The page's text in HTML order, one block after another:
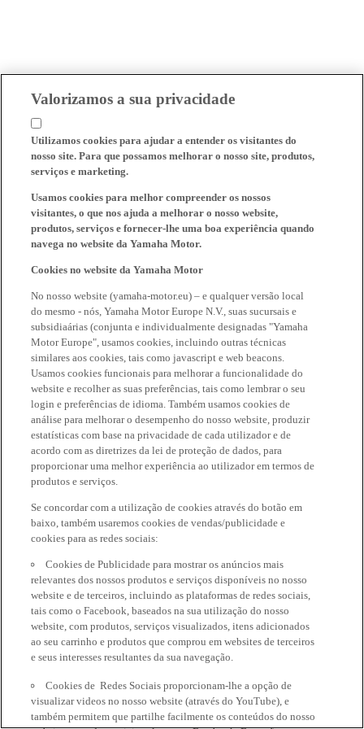
Valorizamos a sua privacidade
Utilizamos cookies para ajudar a entender os visitantes do
nosso site. Para que possamos melhorar o nosso site, produtos,
serviços e marketing.
Usamos cookies para melhor compreender os nossos
visitantes, o que nos ajuda a melhorar o nosso website,
produtos, serviços e fornecer-lhe uma boa experiência quando
navega no website da Yamaha Motor.
Cookies no website da Yamaha Motor
No nosso website (yamaha-motor.eu) – e qualquer versão local
do mesmo - nós, Yamaha Motor Europe N.V., suas sucursais e
subsidiaárias (conjunta e individualmente designadas "Yamaha
Motor Europe", usamos cookies, incluindo outras técnicas
similares aos cookies, tais como javascript e web beacons.
Usamos cookies funcionais para melhorar a funcionalidade do
website e recolher as suas preferências, tais como lembrar o seu
login e preferências de idioma. Também usamos cookies de
análise para melhorar o desempenho do nosso website, produzir
estatísticas com base na privacidade de cada utilizador e de
acordo com as diretrizes da lei de proteção de dados, para
proporcionar uma melhor experiência ao utilizador em termos de
produtos e serviços.
Se concordar com a utilização de cookies através do botão em
baixo, também usaremos cookies de vendas/publicidade e
cookies para as redes sociais:
Cookies de Publicidade para mostrar os anúncios mais
relevantes dos nossos produtos e serviços disponíveis no nosso
website e de terceiros, incluindo as plataformas de redes sociais,
tais como o Facebook, baseados na sua utilização do nosso
website, com produtos, serviços visualizados, itens adicionados
ao seu carrinho e produtos que comprou em websites de terceiros
e seus interesses resultantes da sua navegação.
Cookies de Redes Sociais proporcionam-lhe a opção de
visualizar videos no nosso website (através do YouTube), e
também permitem que partilhe facilmente os conteúdos do nosso